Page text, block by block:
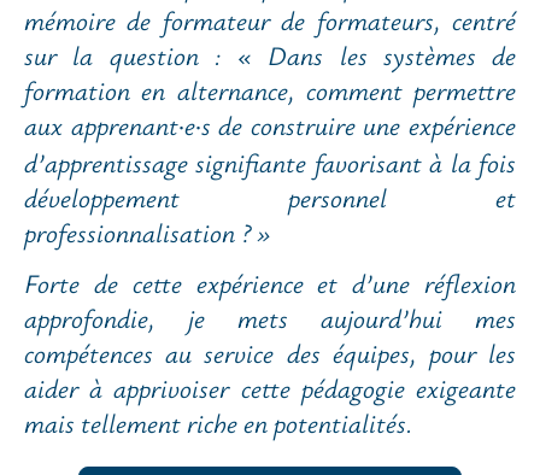
mémoire de formateur de formateurs, centré
sur la question : « Dans les systèmes de
formation en alternance, comment permettre
aux apprenant·e·s de construire une expérience
d’apprentissage signifiante favorisant à la fois
développement personnel et
professionnalisation ? »
Forte de cette expérience et d’une réflexion
approfondie, je mets aujourd’hui mes
compétences au service des équipes, pour les
aider à apprivoiser cette pédagogie exigeante
mais tellement riche en potentialités.